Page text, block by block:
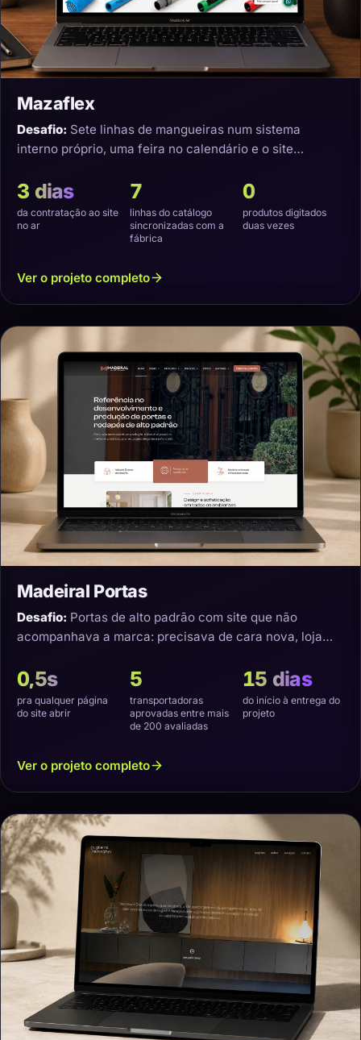
Mazaflex
Desafio: Sete linhas de mangueiras num sistema
interno próprio, uma feira no calendário e o site
3 dias
da contratação ao site
no ar
7
linhas do catálogo
sincronizadas com a
fábrica
0
produtos digitados
duas vezes
Ver o projeto completo
Madeiral Portas
Desafio: Portas de alto padrão com site que não
acompanhava a marca: precisava de cara nova, loja
0,5s
pra qualquer página
do site abrir
5
transportadoras
aprovadas entre mais
de 200 avaliadas
15 dias
do início à entrega do
projeto
Ver o projeto completo